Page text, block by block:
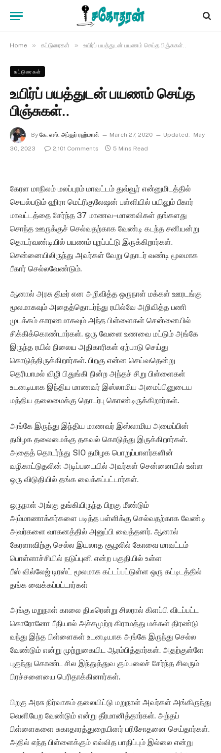
Home » கட்டுரைகள் » உயிர்ப் பயத்துடன் பயணம் செய்த பிஞ்சுகள்..
கட்டுரைகள்
உயிர்ப் பயத்துடன் பயணம் செய்த
பிஞ்சுகள்..
By கே. எஸ். அப்துர் ரஹ்மான் March 27, 2020 Updated:
May
30, 2023
2,101 Comments 5 Mins Read
கேரள மாநிலம் மலப்புரம் மாவட்டம் துவ்வூர் என்னுமிடத்தில்
செயல்படும் ஹிரா மெட்ரிகுலேஷன் பள்ளியில் பயிலும் பீகார்
மாவட்டத்தை சேர்ந்த 37 மாணவ–மாணவிகள் தங்களது
சொந்த ஊருக்குச் செல்வதற்காக வேண்டி கடந்த சனியன்று
தொடர்வண்டியில் பயணம் புறப்பட்டு இருக்கிறார்கள்.
சென்னையிலிருந்து அவர்கள் வேறு தொடர் வண்டி மூலமாக
பீகார் செல்லவேண்டும்.
ஆனால் அரசு திடீர் என அறிவித்த ஒருநாள் மக்கள் ஊரடங்கு
மூலமாகவும் அதைத்தொடர்ந்து ரயில்வே அறிவித்த பணி
முடக்கம் காரணமாகவும் அந்த பிள்ளைகள் சென்னையில்
சிக்கிக்கொண்டார்கள். ஒரு வேளை உணவை மட்டும் அங்கே
இருந்த ரயில் நிலைய அதிகாரிகள் ஏற்பாடு செய்து
கொடுத்திருக்கிறார்கள். பிறகு என்ன செய்வதென்று
தெரியாமல் விழி பிதுங்கி நின்ற அந்தச் சிறு பிள்ளைகள்
உடனடியாக இந்திய மாணவர் இஸ்லாமிய அமைப்பினுடைய
மத்திய தலைமைக்கு தொடர்பு கொண்டிருக்கிறார்கள்.
அங்கே இருந்து இந்திய மாணவர் இஸ்லாமிய அமைப்பின்
தமிழக தலைமைக்கு தகவல் கொடுத்து இருக்கிறார்கள்.
அதைத் தொடர்ந்து SIO தமிழக பொறுப்பாளர்களின்
வழிகாட்டுதலின் அடிப்படையில் அவர்கள் சென்னையில் உள்ள
ஒரு விடுதியில் தங்க வைக்கப்பட்டார்கள்.
ஒருநாள் அங்கு தங்கியிருந்த பிறகு மீண்டும்
அம்மாணாக்கர்களை படித்த பள்ளிக்கு செல்வதற்காக வேண்டி
அவர்களை வாகனத்தில் அனுப்பி வைத்தனர். ஆனால்
கேரளாவிற்கு செல்ல இயலாத சூழலில் கோவை மாவட்டம்
பொள்ளாச்சியில் நடுப்புனி என்ற பகுதியில் உள்ள
பீஸ் வில்லேஜ் டிரஸ்ட் மூலமாக கட்டப்பட்டுள்ள ஒரு கட்டிடத்தில்
தங்க வைக்கப்பட்டார்கள்
அங்கு மறுநாள் காலை திடீரென்று சிலரால் கிளப்பி விடப்பட்ட
கொரோனோ பீதியால் அச்சமுற்ற கிராமத்து மக்கள் திரண்டு
வந்து இந்த பிள்ளைகள் உடனடியாக அங்கே இருந்து செல்ல
வேண்டும் என்று முற்றுகையிட ஆரம்பித்தார்கள். அதற்குள்ளே
புகுந்து கொண்ட சில இந்துத்துவ கும்பலைச் சேர்ந்த சிலரும்
பிரச்சனையை பெரிதாக்கினார்கள்.
பிறகு அரசு நிர்வாகம் தலையிட்டு மறுநாள் அவர்கள் அங்கிருந்து
வெளியேற வேண்டும் என்று தீர்மானித்தார்கள். அந்தப்
பிள்ளைகளை சுகாதாரத்துறையினர் பரிசோதனை செய்தார்கள்.
அதில் எந்த பிள்ளைக்கும் எவ்வித பாதிப்பும் இல்லை என்று